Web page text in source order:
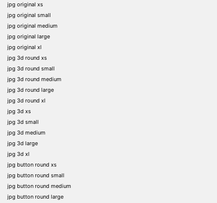
jpg original xs
jpg original small
jpg original medium
jpg original large
jpg original xl
jpg 3d round xs
jpg 3d round small
jpg 3d round medium
jpg 3d round large
jpg 3d round xl
jpg 3d xs
jpg 3d small
jpg 3d medium
jpg 3d large
jpg 3d xl
jpg button round xs
jpg button round small
jpg button round medium
jpg button round large